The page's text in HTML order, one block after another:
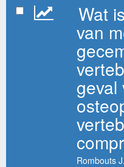
Wat
van
geval
Rombouts